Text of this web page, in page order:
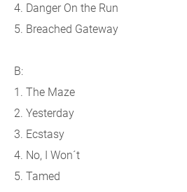
4. Danger On the Run
5. Breached Gateway
B:
1. The Maze
2. Yesterday
3. Ecstasy
4. No, I Won´t
5. Tamed